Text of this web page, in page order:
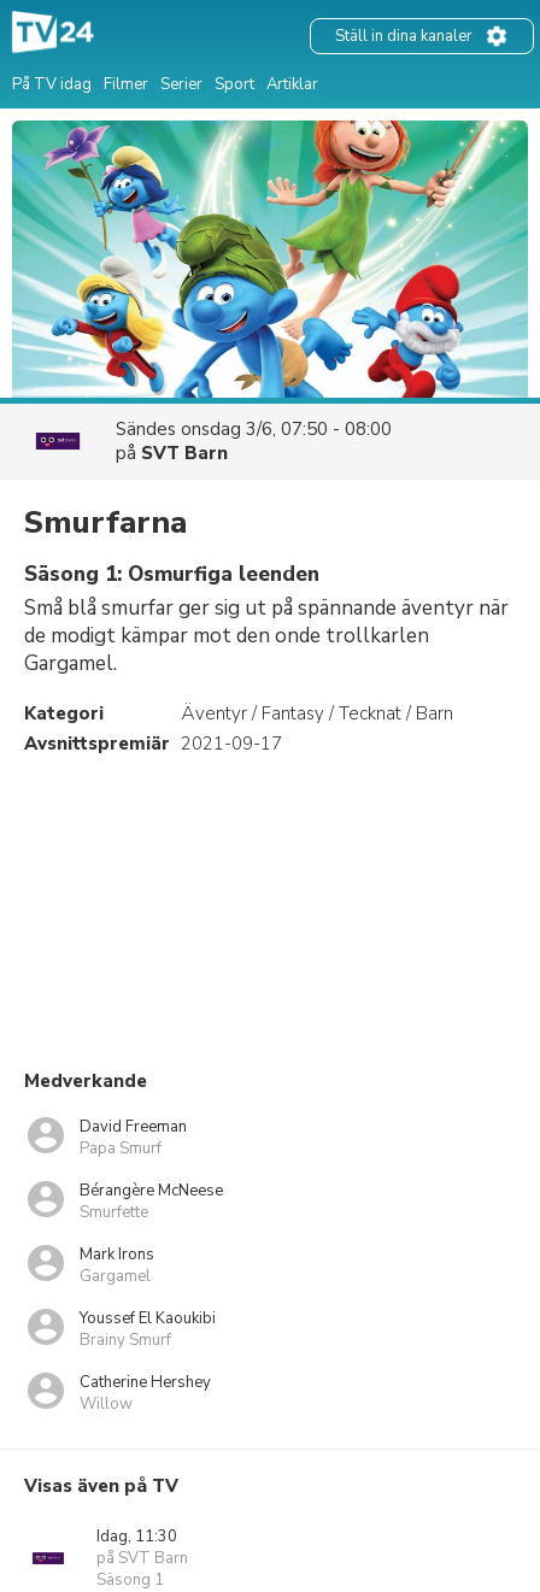
På TV idag Filmer Serier Sport Artiklar
Ställ in dina kanaler
Sändes onsdag 3/6, 07:50 - 08:00
på SVT Barn
Smurfarna
Säsong 1: Osmurfiga leenden
Små blå smurfar ger sig ut på spännande äventyr när
de modigt kämpar mot den onde trollkarlen
Gargamel.
Kategori
Äventyr / Fantasy / Tecknat / Barn
Avsnittspremiär 2021-09-17
Medverkande
David Freeman
Papa Smurf
Bérangère McNeese
Smurfette
Mark Irons
Gargamel
Youssef El Kaoukibi
Brainy Smurf
Catherine Hershey
Willow
Visas även på TV
Idag, 11:30
på SVT Barn
Säsong 1